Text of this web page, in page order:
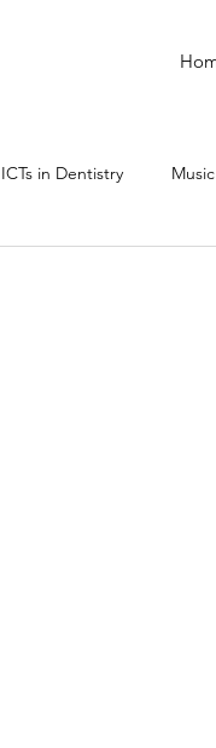
ICTs in Dentistry